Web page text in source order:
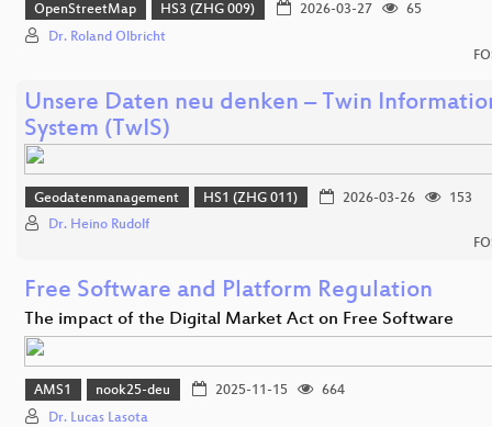
OpenStreetMap HS3 (ZHG 009) 2026-03-27
65
Dr. Roland Olbricht
Unsere Daten neu denken – Twin
System (TwIS)
Geodatenmanagement HS1 (ZHG 011) 2026-03-26
153
Dr. Heino Rudolf
Free Software and Platform Regulation
The impact of the Digital Market Act on Free Software
AMS1 nook25-deu 2025-11-15
664
Dr. Lucas Lasota